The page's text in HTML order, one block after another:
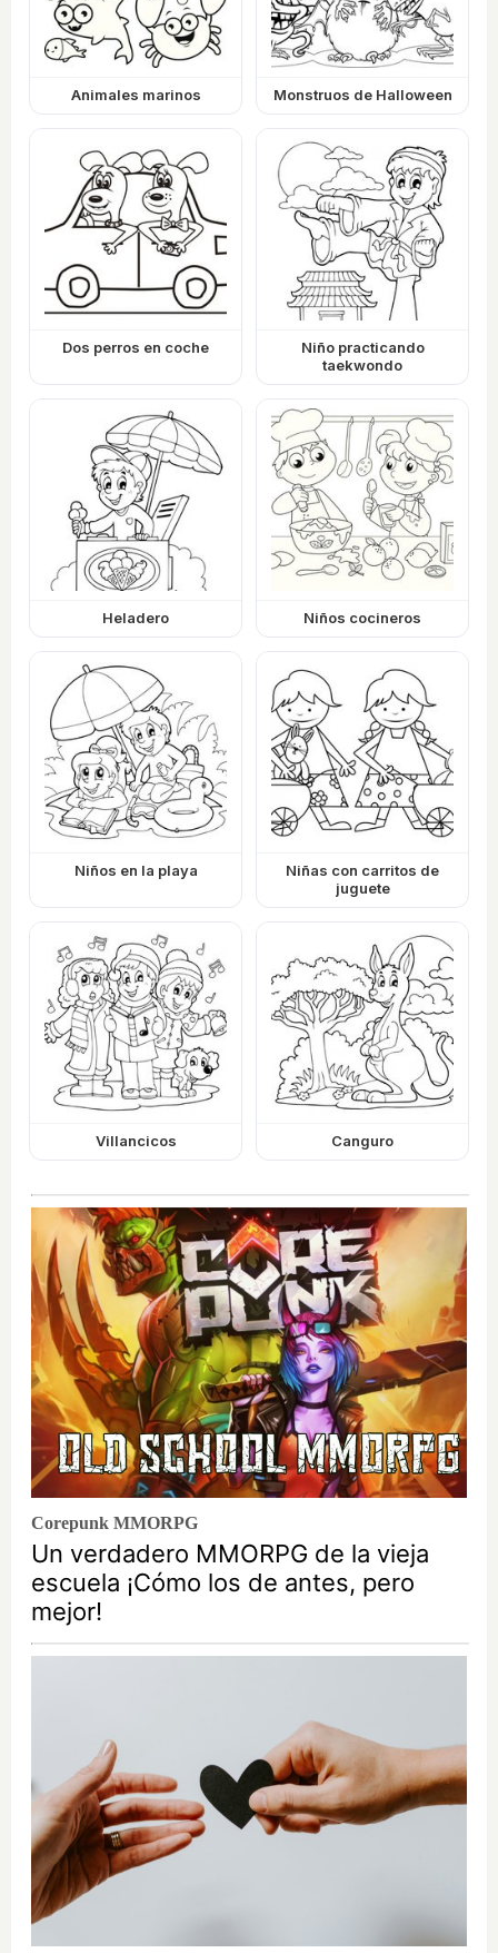
Animales marinos Monstruos de Halloween
Dos perros en coche
Niño practicando
taekwondo
Heladero Niños cocineros
Niños en la playa
Niñas con carritos de
juguete
Villancicos Canguro
Corepunk MMORPG
Un verdadero MMORPG de la vieja
escuela ¡Cómo los de antes, pero
mejor!